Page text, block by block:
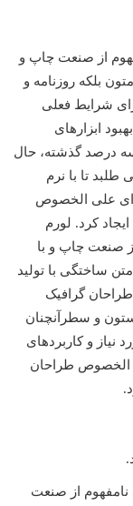
از صنعت چاپ و
بلکه روزنامه و
شرایط فعلی
ابزارهای
درصد گذشته، حال
تا با نرم
ای علی الخصوص
کرد. لورم
صنعت چاپ و با
ساختگی با تولید
گرافیک
ستون و سطرآنچنان
نیاز و کاربردهای
الخصوص طراحان
نامفهوم از صنعت